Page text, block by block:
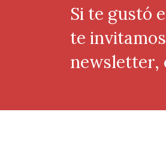
Si te gustó
te
newsletter,